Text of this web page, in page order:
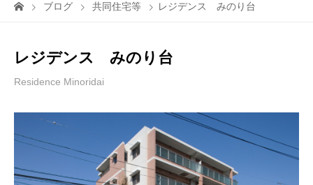
ブログ 共同住宅等 レジデンス みのり台
レジデンス みのり台
Residence Minoridai